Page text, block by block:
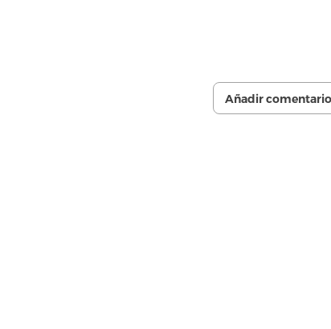
Añadir comentario